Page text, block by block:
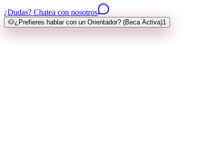
¿Dudas? Chatea con nosotros
🐶¿Prefieres hablar con un Orientador? (Beca Activa)1